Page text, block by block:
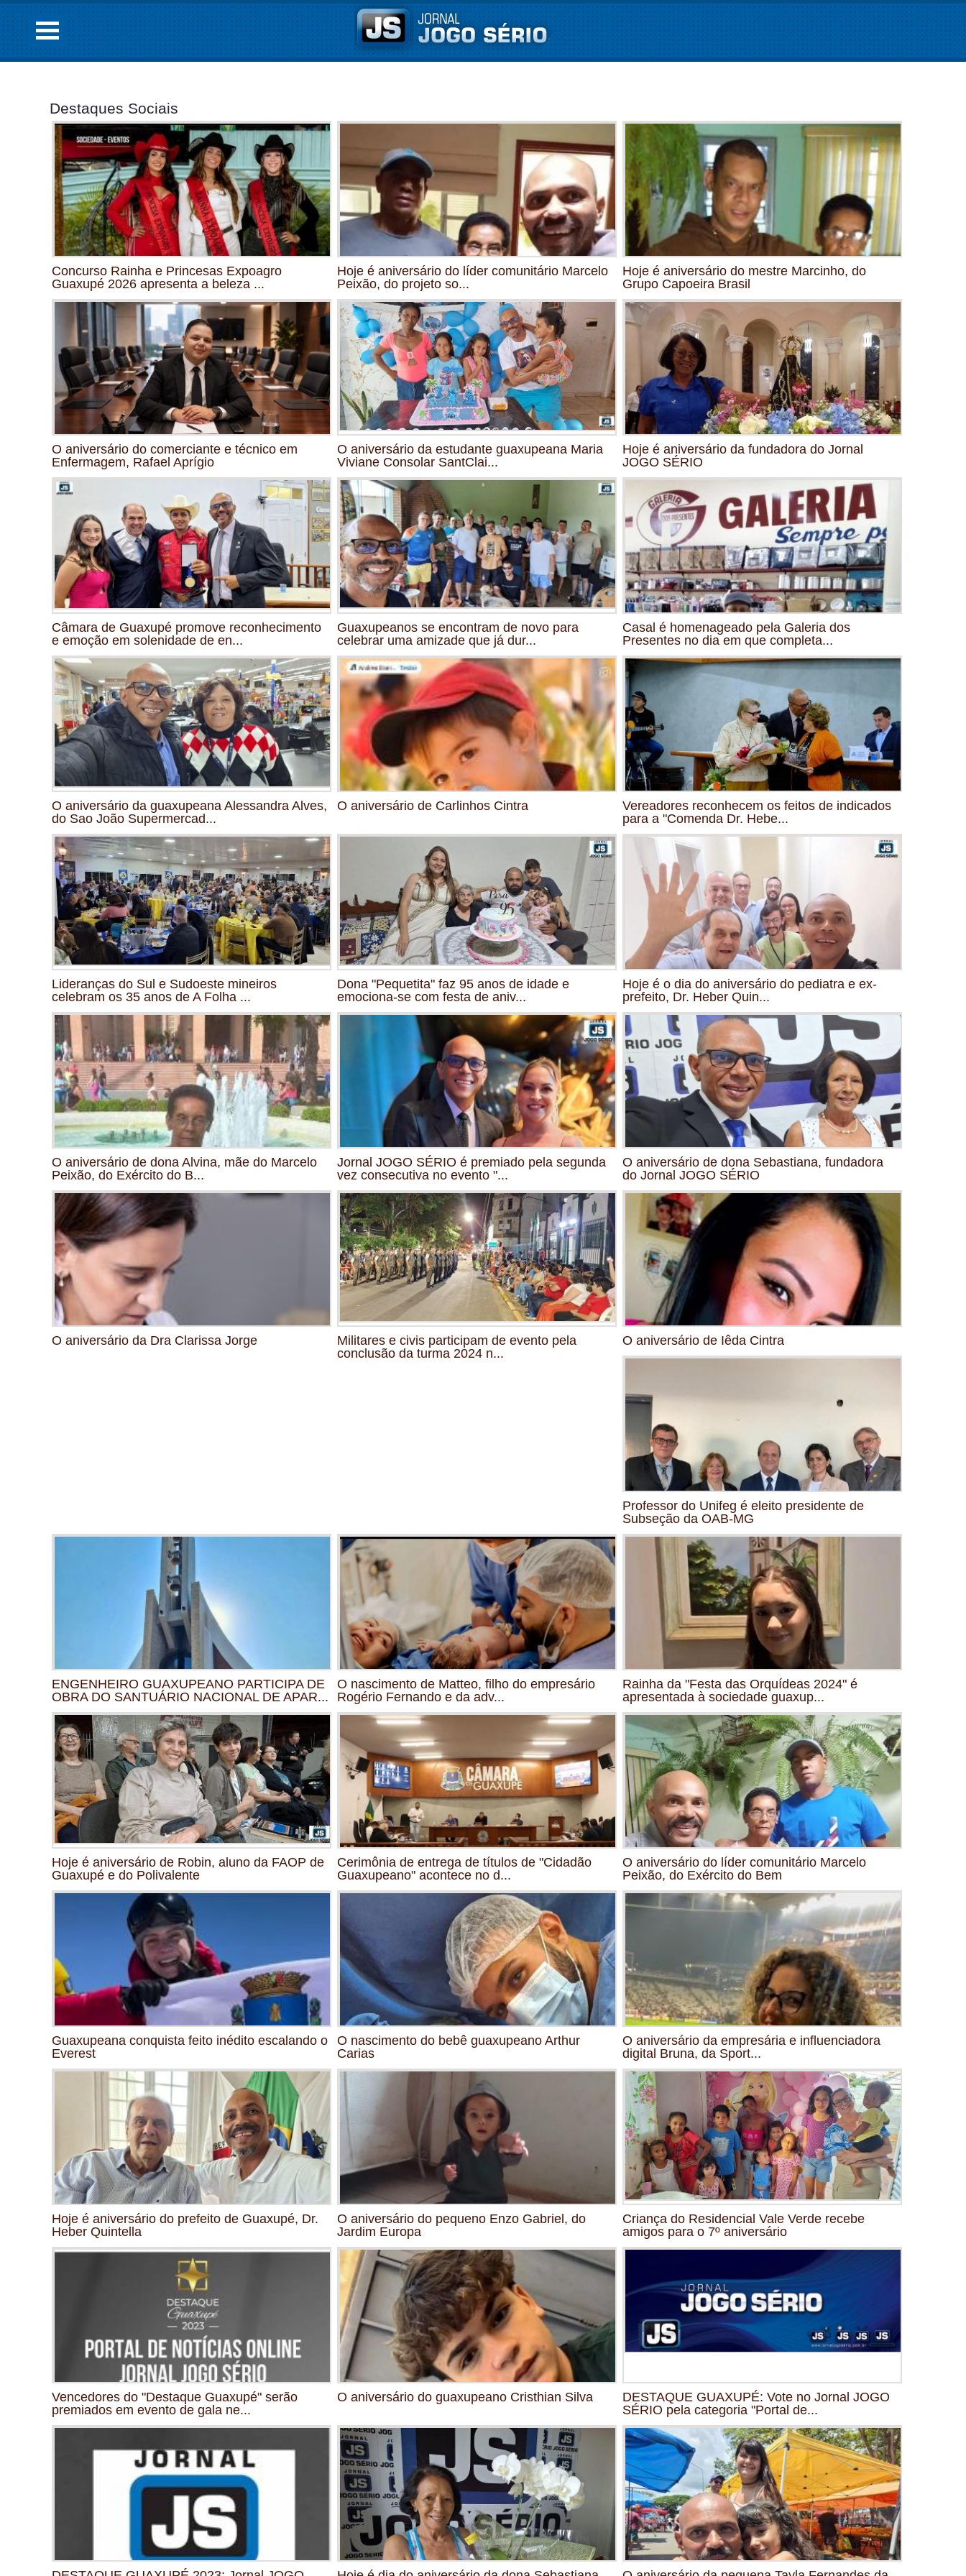
Destaques Sociais
Concurso Rainha e Princesas Expoagro
Guaxupé 2026 apresenta a beleza ...
Hoje é aniversário do líder comunitário Marcelo
Peixão, do projeto so...
Hoje é aniversário do mestre Marcinho, do
Grupo Capoeira Brasil
O aniversário do comerciante e técnico em
Enfermagem, Rafael Aprígio
O aniversário da estudante guaxupeana Maria
Viviane Consolar SantClai...
Hoje é aniversário da fundadora do Jornal
JOGO SÉRIO
Câmara de Guaxupé promove reconhecimento
e emoção em solenidade de en...
Guaxupeanos se encontram de novo para
celebrar uma amizade que já dur...
Casal é homenageado pela Galeria dos
Presentes no dia em que completa...
O aniversário da guaxupeana Alessandra Alves,
do Sao João Supermercad...
O aniversário de Carlinhos Cintra
Vereadores reconhecem os feitos de indicados
para a "Comenda Dr. Hebe...
Lideranças do Sul e Sudoeste mineiros
celebram os 35 anos de A Folha ...
Dona "Pequetita" faz 95 anos de idade e
emociona-se com festa de aniv...
Hoje é o dia do aniversário do pediatra e ex-
prefeito, Dr. Heber Quin...
O aniversário de dona Alvina, mãe do Marcelo
Peixão, do Exército do B...
Jornal JOGO SÉRIO é premiado pela segunda
vez consecutiva no evento "...
O aniversário de dona Sebastiana, fundadora
do Jornal JOGO SÉRIO
O aniversário da Dra Clarissa Jorge
Militares e civis participam de evento pela
conclusão da turma 2024 n...
O aniversário de Iêda Cintra
Professor do Unifeg é eleito presidente de
Subseção da OAB-MG
ENGENHEIRO GUAXUPEANO PARTICIPA DE
OBRA DO SANTUÁRIO NACIONAL DE APAR...
O nascimento de Matteo, filho do empresário
Rogério Fernando e da adv...
Rainha da "Festa das Orquídeas 2024" é
apresentada à sociedade guaxup...
Hoje é aniversário de Robin, aluno da FAOP de
Guaxupé e do Polivalente
Cerimônia de entrega de títulos de "Cidadão
Guaxupeano" acontece no d...
O aniversário do líder comunitário Marcelo
Peixão, do Exército do Bem
Guaxupeana conquista feito inédito escalando o
Everest
O nascimento do bebê guaxupeano Arthur
Carias
O aniversário da empresária e influenciadora
digital Bruna, da Sport...
Hoje é aniversário do prefeito de Guaxupé, Dr.
Heber Quintella
O aniversário do pequeno Enzo Gabriel, do
Jardim Europa
Criança do Residencial Vale Verde recebe
amigos para o 7º aniversário
Vencedores do "Destaque Guaxupé" serão
premiados em evento de gala ne...
O aniversário do guaxupeano Cristhian Silva
DESTAQUE GUAXUPÉ: Vote no Jornal JOGO
SÉRIO pela categoria "Portal de...